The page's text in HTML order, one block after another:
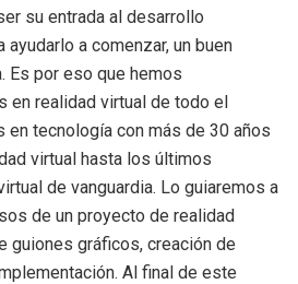
su entrada al desarrollo
a comenzar, un buen
Es por eso que hemos
en realidad virtual de todo el
en tecnología con más de 30 años
virtual hasta los últimos
de vanguardia. Lo guiaremos a
de un proyecto de realidad
guiones gráficos, creación de
Al final de este